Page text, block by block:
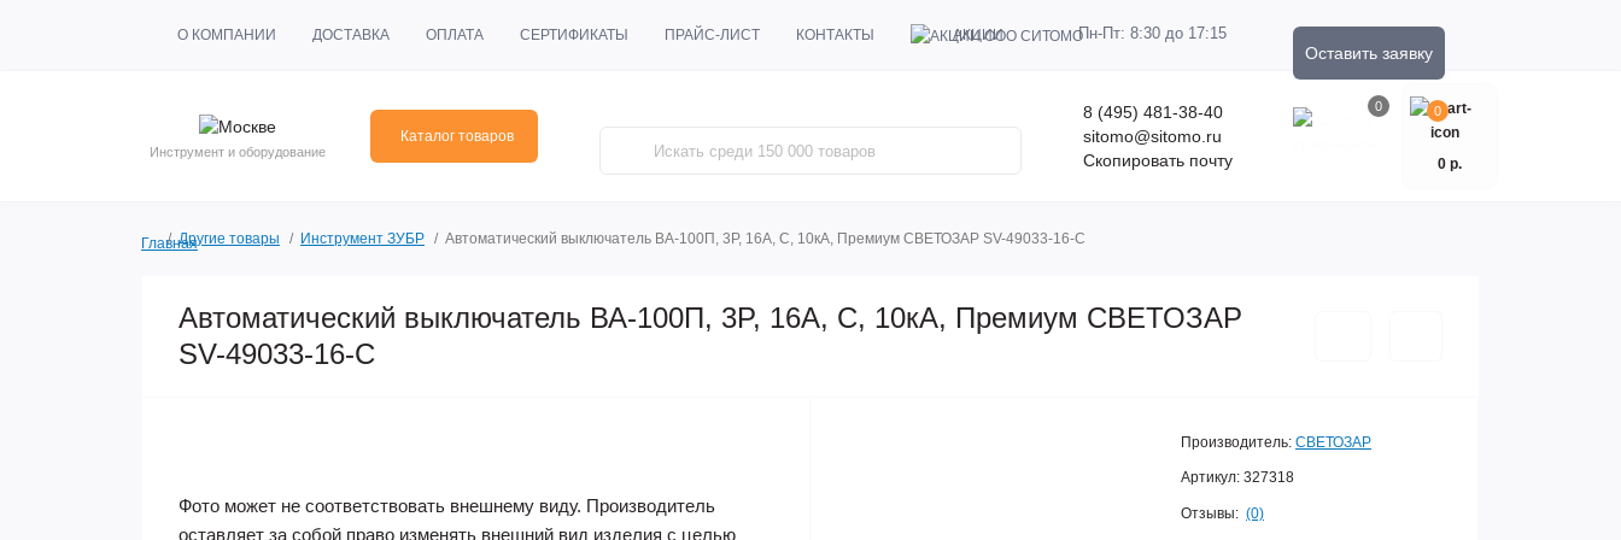
О КОМПАНИИ ДОСТАВКА ОПЛАТА СЕРТИФИКАТЫ ПРАЙС-ЛИСТ КОНТАКТЫ АКЦИИ Пн-Пт: 8:30 до 17:15
Оставить заявку
Инструмент и оборудование
Каталог товаров
8 (495) 481-38-40
sitomo@sitomo.ru
Скопировать почту
0 0
0 р.
ГлавнаяДругие товары Инструмент ЗУБР Автоматический выключатель ВА-100П, 3P, 16А, C, 10кА, Премиум СВЕТОЗАР SV-49033-16-C
Автоматический выключатель ВА-100П, 3P, 16А, C, 10кА, Премиум СВЕТОЗАР
SV-49033-16-C
Фото может не соответствовать внешнему виду. Производитель
оставляет за собой право изменять внешний вид изделия с целью
Производитель: СВЕТОЗАР
Артикул: 327318
Отзывы: (0)